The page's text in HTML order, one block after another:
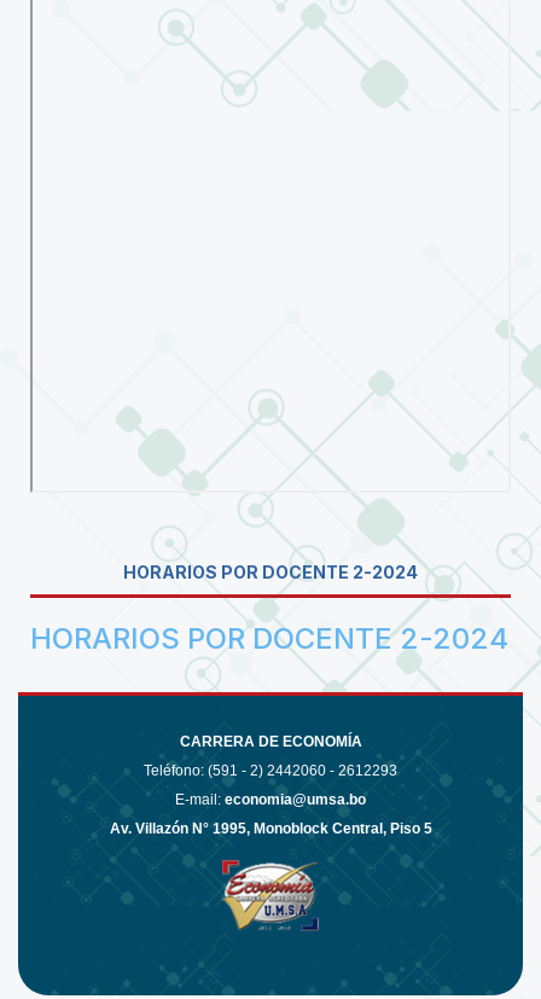
HORARIOS POR DOCENTE 2-2024
HORARIOS POR DOCENTE 2-2024
CARRERA DE ECONOMÍA
Teléfono: (591 - 2) 2442060 - 2612293
E-mail: economia@umsa.bo
Av. Villazón N° 1995, Monoblock Central, Piso 5